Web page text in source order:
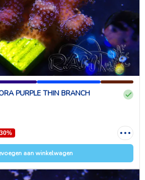
PURPLE THIN BRANCH
aan winkelwagen